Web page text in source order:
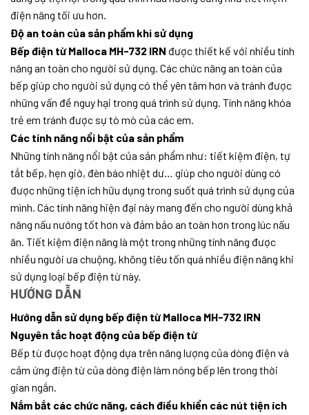
điện năng tối ưu hơn.
Độ an toàn của sản phẩm khi sử dụng
Bếp điện từ Malloca MH-732 IRN được thiết kế với nhiều tính
năng an toàn cho người sử dụng. Các chức năng an toàn của
bếp giúp cho người sử dụng có thể yên tâm hơn và tránh được
những vấn đề nguy hại trong quá trình sử dụng. Tính năng khóa
trẻ em tránh được sự tò mò của các em.
Các tính năng nổi bật của sản phẩm
Những tính năng nổi bật của sản phẩm như: tiết kiệm điện, tự
tắt bếp, hẹn giờ, đèn báo nhiệt dư… giúp cho người dùng có
được những tiện ích hữu dụng trong suốt quá trình sử dụng của
mình. Các tính năng hiện đại này mang đến cho người dùng khả
năng nấu nướng tốt hơn và đảm bảo an toàn hơn trong lúc nấu
ăn. Tiết kiệm điện năng là một trong những tính năng được
nhiều người ưa chuộng, không tiêu tốn quá nhiều điện năng khi
sử dụng loại bếp điện từ này.
HƯỚNG DẪN
Hướng dẫn sử dụng bếp điện từ Malloca MH-732 IRN
Nguyên tắc hoạt động của bếp điện từ
Bếp từ được hoạt động dựa trên năng lượng của dòng điện và
cảm ứng điện từ của dòng điện làm nóng bếp lên trong thời
gian ngắn.
Nắm bắt các chức năng, cách điều khiển các nút tiện ích